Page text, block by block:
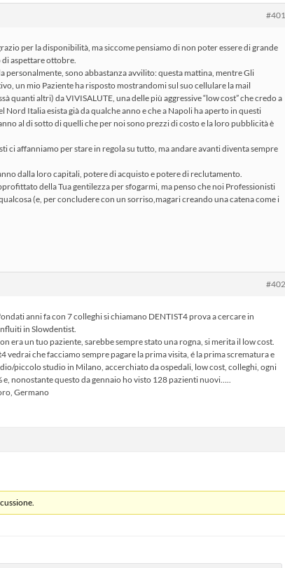
per la disponibilità, ma siccome pensiamo di non poter essere di grande
aspettare ottobre.
personalmente, sono abbastanza avvilito: questa mattina, mentre Gli
un mio Paziente ha risposto mostrandomi sul suo cellulare la mail
quanti altri) da VIVISALUTE, una delle più aggressive “low cost” che credo a
Nord Italia esista già da qualche anno e che a Napoli ha aperto in questi
al di sotto di quelli che per noi sono prezzi di costo e la loro pubblicità è
ci affanniamo per stare in regola su tutto, ma andare avanti diventa sempre
dalla loro capitali, potere di acquisto e potere di reclutamento.
della Tua gentilezza per sfogarmi, ma penso che noi Professionisti
(e, per concludere con un sorriso,magari creando una catena come i
anni fa con 7 colleghi si chiamano DENTIST4 prova a cercare in
in Slowdentist.
era un tuo paziente, sarebbe sempre stato una rogna, si merita il low cost.
vedrai che facciamo sempre pagare la prima visita, é la prima scrematura e
piccolo studio in Milano, accerchiato da ospedali, low cost, colleghi, ogni
e, nonostante questo da gennaio ho visto 128 pazienti nuovi…..
Germano